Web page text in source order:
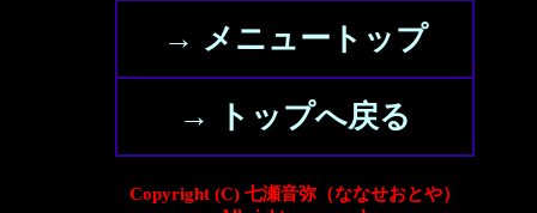
→ メニュートップ
→ トップへ戻る
Copyright (C) 七瀬音弥（ななせおとや）